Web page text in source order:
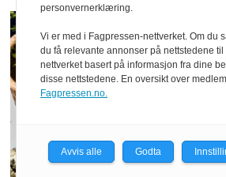
personvernerklæring.
Vi er med i Fagpressen-nettverket. Om du
du få relevante annonser på nettstedene
nettverket basert på informasjon fra dine
disse nettstedene. En oversikt over
Fagpressen.no.
Avvis alle Godta